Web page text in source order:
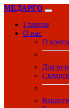
МЕДАРГО
Главная
О нас
О
Для